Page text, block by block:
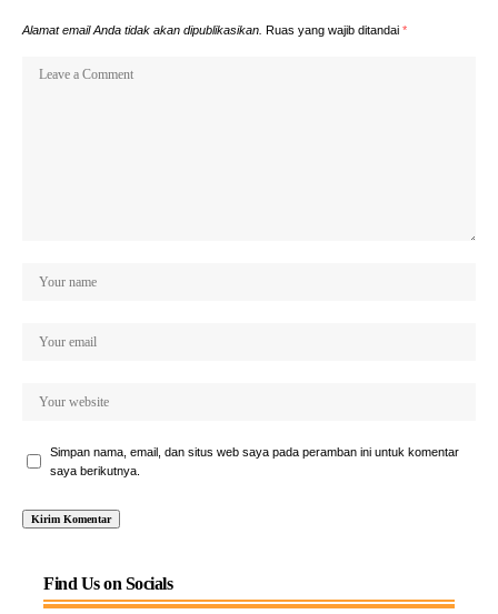
Alamat email Anda tidak akan dipublikasikan. Ruas yang wajib ditandai *
Simpan nama, email, dan situs web saya pada peramban ini untuk komentar
saya berikutnya.
Find Us on Socials